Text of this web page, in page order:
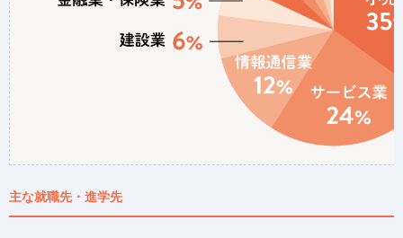
主な就職先・進学先